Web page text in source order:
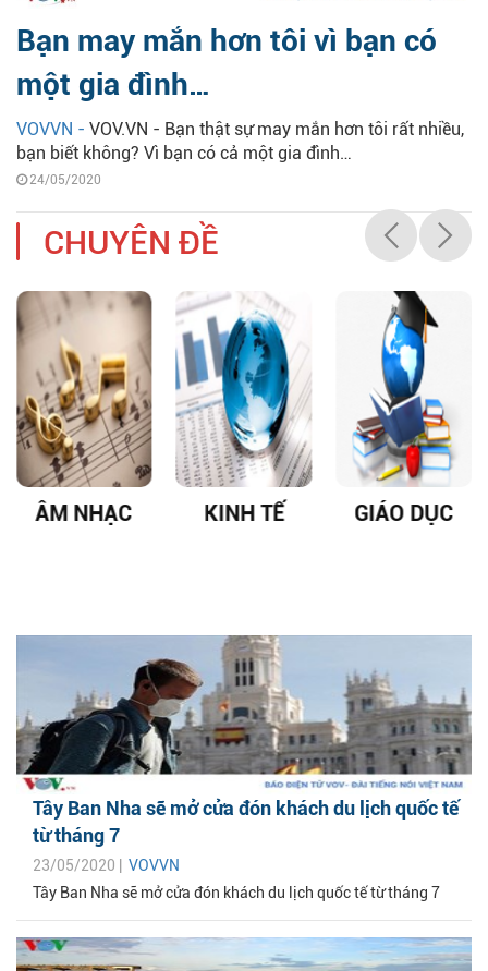
Bạn may mắn hơn tôi vì bạn có
một gia đình…
VOVVN - VOV.VN - Bạn thật sự may mắn hơn tôi rất nhiều,
bạn biết không? Vì bạn có cả một gia đình…
24/05/2020
CHUYÊN ĐỀ
ÂM NHẠC KINH TẾ GIÁO DỤC
Tây Ban Nha sẽ mở cửa đón khách du lịch quốc tế
từ tháng 7
23/05/2020 | VOVVN
Tây Ban Nha sẽ mở cửa đón khách du lịch quốc tế từ tháng 7